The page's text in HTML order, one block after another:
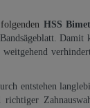
HSS
Damit
entstehen